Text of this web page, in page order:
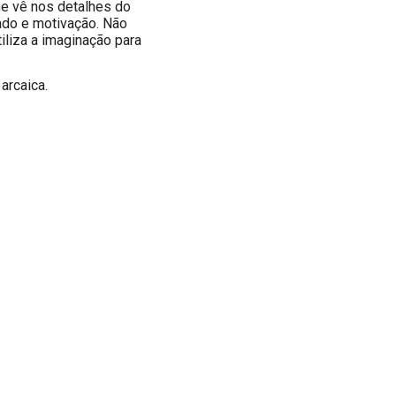
vê nos detalhes do
e motivação. Não
a imaginação para